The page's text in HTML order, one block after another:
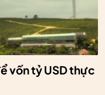
vốn tỷ USD thực